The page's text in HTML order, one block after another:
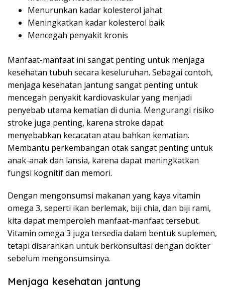
Menurunkan kadar kolesterol jahat
Meningkatkan kadar kolesterol baik
Mencegah penyakit kronis
Manfaat-manfaat ini sangat penting untuk menjaga
kesehatan tubuh secara keseluruhan. Sebagai contoh,
menjaga kesehatan jantung sangat penting untuk
mencegah penyakit kardiovaskular yang menjadi
penyebab utama kematian di dunia. Mengurangi risiko
stroke juga penting, karena stroke dapat
menyebabkan kecacatan atau bahkan kematian.
Membantu perkembangan otak sangat penting untuk
anak-anak dan lansia, karena dapat meningkatkan
fungsi kognitif dan memori.
Dengan mengonsumsi makanan yang kaya vitamin
omega 3, seperti ikan berlemak, biji chia, dan biji rami,
kita dapat memperoleh manfaat-manfaat tersebut.
Vitamin omega 3 juga tersedia dalam bentuk suplemen,
tetapi disarankan untuk berkonsultasi dengan dokter
sebelum mengonsumsinya.
Menjaga kesehatan jantung